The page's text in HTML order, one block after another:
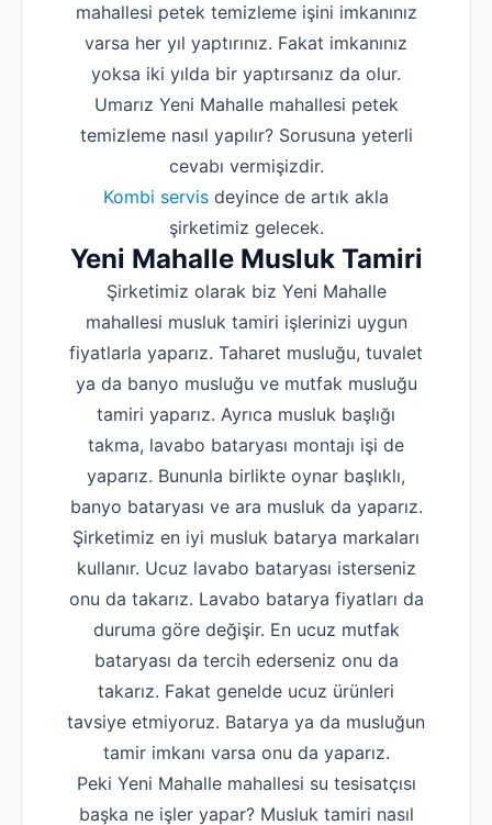
mahallesi petek temizleme işini imkanınız
varsa her yıl yaptırınız. Fakat imkanınız
yoksa iki yılda bir yaptırsanız da olur.
Umarız Yeni Mahalle mahallesi petek
temizleme nasıl yapılır? Sorusuna yeterli
cevabı vermişizdir.
Kombi servis deyince de artık akla
şirketimiz gelecek.
Yeni Mahalle Musluk Tamiri
Şirketimiz olarak biz Yeni Mahalle
mahallesi musluk tamiri işlerinizi uygun
fiyatlarla yaparız. Taharet musluğu, tuvalet
ya da banyo musluğu ve mutfak musluğu
tamiri yaparız. Ayrıca musluk başlığı
takma, lavabo bataryası montajı işi de
yaparız. Bununla birlikte oynar başlıklı,
banyo bataryası ve ara musluk da yaparız.
Şirketimiz en iyi musluk batarya markaları
kullanır. Ucuz lavabo bataryası isterseniz
onu da takarız. Lavabo batarya fiyatları da
duruma göre değişir. En ucuz mutfak
bataryası da tercih ederseniz onu da
takarız. Fakat genelde ucuz ürünleri
tavsiye etmiyoruz. Batarya ya da musluğun
tamir imkanı varsa onu da yaparız.
Peki Yeni Mahalle mahallesi su tesisatçısı
başka ne işler yapar? Musluk tamiri nasıl